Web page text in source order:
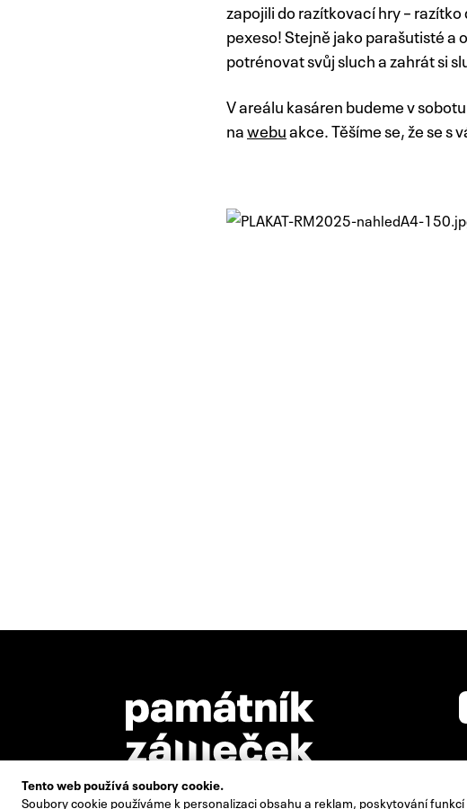
zapojili do razítkovací hry –
pexeso! Stejně jako parašutisté a
potrénovat svůj sluch a zahrát si
V areálu kasáren budeme v
nawebuakce. Těšíme se, že se s
Tento web používá soubory cookie.
Soubory cookie používáme k personalizaci obsahu a reklam, poskytování